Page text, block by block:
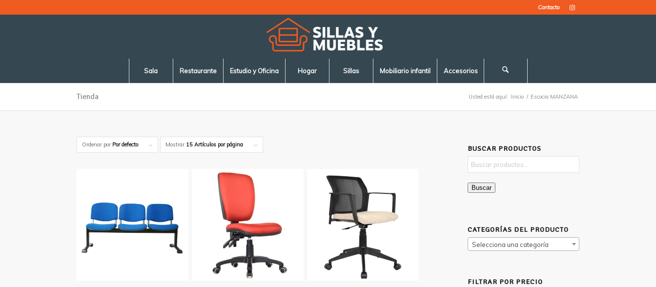
Contacto
Sala Restaurante Estudio y Oficina Hogar Sillas Mobiliario infantil Accesorios
Tienda Usted está aquí: Inicio / Escocia MANZANA
Ordenar por Por defecto Mostrar 15 Artículos por página BUSCAR PRODUCTOS
Buscar
CATEGORÍAS DEL PRODUCTO
Selecciona una categoría
FILTRAR POR PRECIO